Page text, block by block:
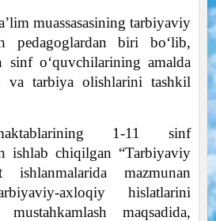
muassasasining tarbiyaviy
pedagoglardan biri bo‘lib,
sinf o‘quvchilarining amalda
va tarbiya olishlarini tashkil
1-11 sinf
ishlab chiqilgan “Tarbiyaviy
ishlanmalarida mazmunan
axloqiy hislatlarini
maqsadida,